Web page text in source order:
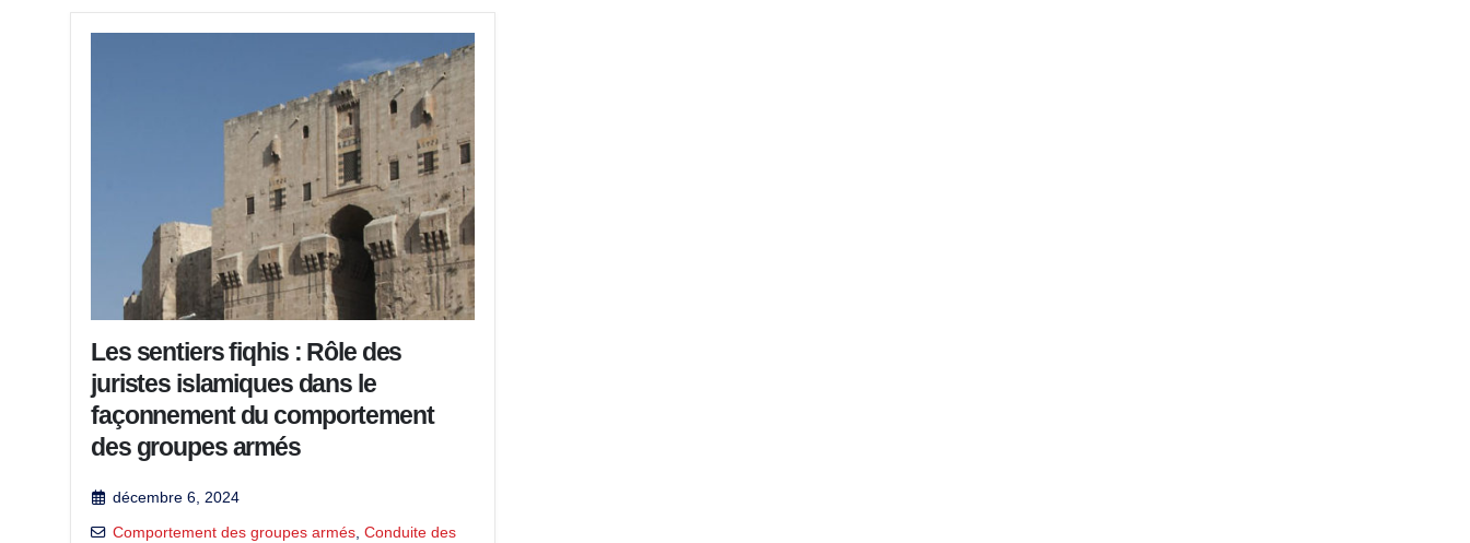
Les sentiers fiqhis : Rôle des
juristes islamiques dans le
façonnement du comportement
des groupes armés
décembre 6, 2024
Comportement des groupes armés, Conduite des